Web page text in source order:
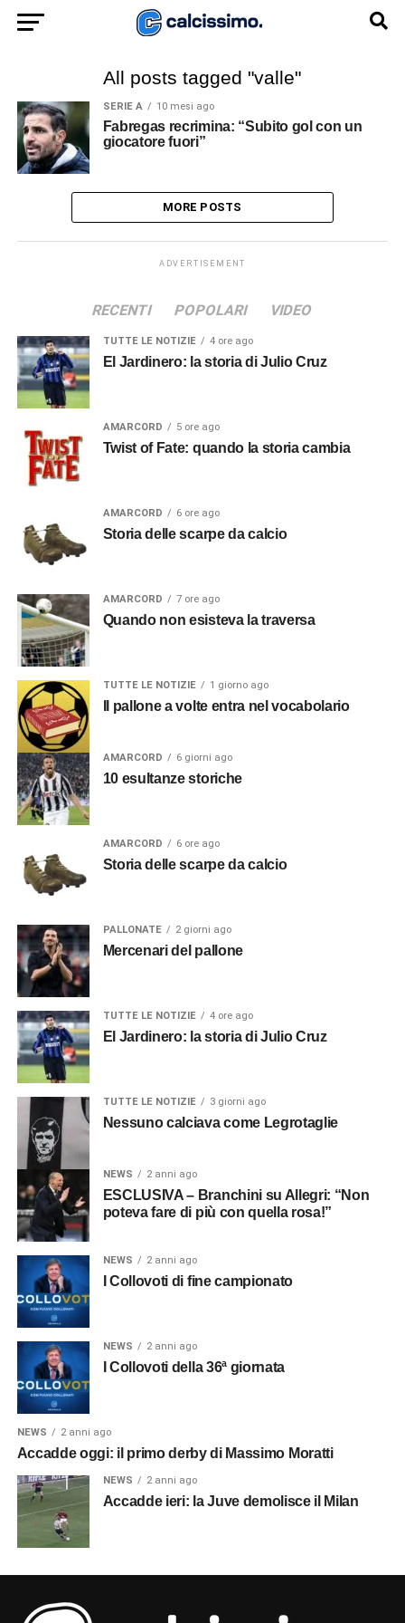
All posts tagged "valle"
SERIE A 10 mesi ago
Fabregas recrimina: “Subito gol con un
giocatore fuori”
MORE POSTS
ADVERTISEMENT
RECENTI POPOLARI VIDEO
TUTTE LE NOTIZIE 4 ore ago
El Jardinero: la storia di Julio Cruz
AMARCORD 5 ore ago
Twist of Fate: quando la storia cambia
AMARCORD 6 ore ago
Storia delle scarpe da calcio
AMARCORD 7 ore ago
Quando non esisteva la traversa
TUTTE LE NOTIZIE 1 giorno ago
Il pallone a volte entra nel vocabolario
AMARCORD 6 giorni ago
10 esultanze storiche
AMARCORD 6 ore ago
Storia delle scarpe da calcio
PALLONATE 2 giorni ago
Mercenari del pallone
TUTTE LE NOTIZIE 4 ore ago
El Jardinero: la storia di Julio Cruz
TUTTE LE NOTIZIE 3 giorni ago
Nessuno calciava come Legrotaglie
NEWS 2 anni ago
ESCLUSIVA – Branchini su Allegri: “Non
poteva fare di più con quella rosa!”
NEWS 2 anni ago
I Collovoti di fine campionato
NEWS 2 anni ago
I Collovoti della 36ª giornata
NEWS 2 anni ago
Accadde oggi: il primo derby di Massimo Moratti
NEWS 2 anni ago
Accadde ieri: la Juve demolisce il Milan